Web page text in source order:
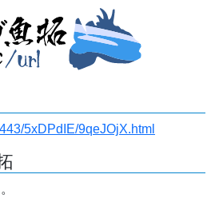
5xDPdIE/9qeJOjX.html